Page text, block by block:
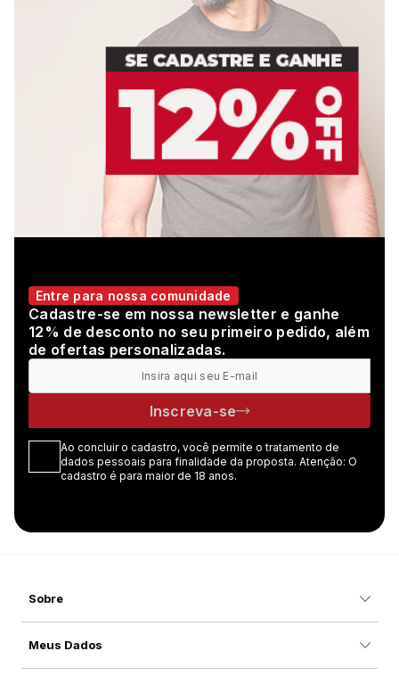
Entre para nossa comunidade
Cadastre-se em nossa newsletter e ganhe
12% de desconto no seu primeiro pedido, além
de ofertas personalizadas.
Inscreva-se
Ao concluir o cadastro, você permite o tratamento de
dados pessoais para finalidade da proposta. Atenção: O
cadastro é para maior de 18 anos.
Sobre
Meus Dados